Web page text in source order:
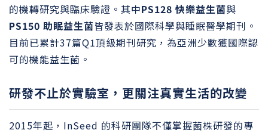
的機轉研究與臨床驗證。其中PS128 快樂益生菌與
PS150 助眠益生菌皆發表於國際科學與睡眠醫學期刊。
目前已累計37篇Q1頂級期刊研究，為亞洲少數獲國際認
可的機能益生菌。
研發不止於實驗室，更關注真實生活的改變
2015年起，InSeed 的科研團隊不僅掌握菌株研發的專